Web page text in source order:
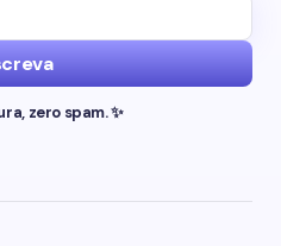
zero spam. ✨